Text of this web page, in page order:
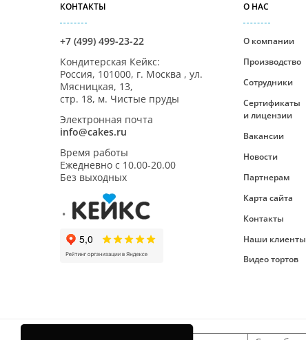
КОНТАКТЫ
+7 (499) 499-23-22
Кондитерская Кейкс:
Россия, 101000, г. Москва , ул.
Мясницкая, 13,
стр. 18, м. Чистые пруды
Электронная почта
info@cakes.ru
Время работы
Ежедневно с 10.00-20.00
Без выходных
О НАС
О компании
Производство
Сотрудники
Сертификаты
и лицензии
Вакансии
Новости
Партнерам
Карта сайта
Контакты
Наши клиенты
Видео тортов